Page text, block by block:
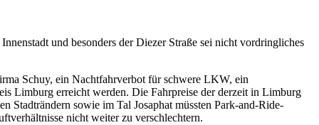
und besonders der Diezer Straße sei nicht vordringliches
Schuy, ein Nachtfahrverbot für schwere LKW, ein
Limburg erreicht werden. Die Fahrpreise der derzeit in Limburg
Stadträndern sowie im Tal Josaphat müssten Park-and-Ride-
nicht weiter zu verschlechtern.